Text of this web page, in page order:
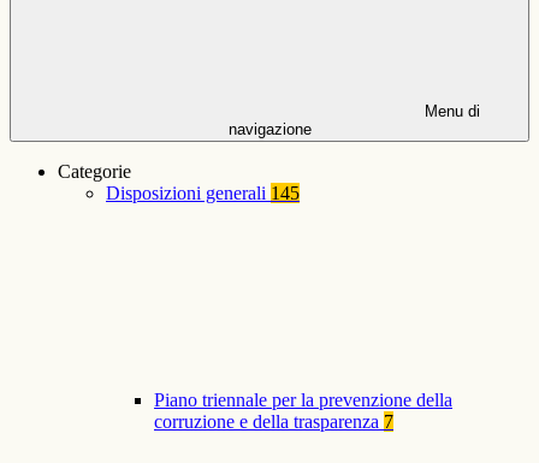
Menu di
navigazione
Categorie
Disposizioni generali 145
Piano triennale per la prevenzione della
corruzione e della trasparenza 7